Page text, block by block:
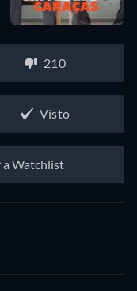
210
Visto
Watchlist